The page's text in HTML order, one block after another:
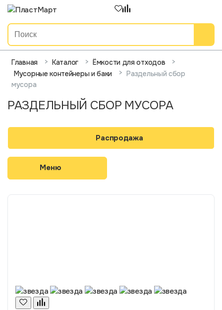
Главная > Каталог > Ёмкости для отходов
>
Мусорные контейнеры и баки
> Раздельный сбор
мусора
РАЗДЕЛЬНЫЙ СБОР МУСОРА
Распродажа
Меню